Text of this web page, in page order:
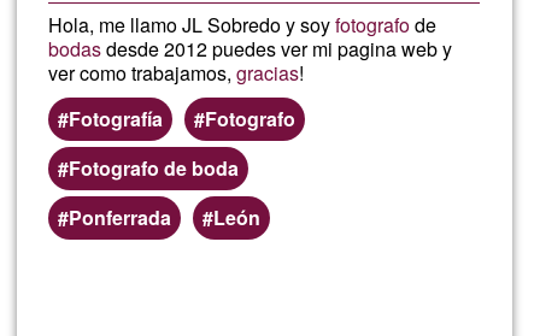
Hola, me llamo JL Sobredo y soyfotografode
bodasdesde 2012 puedes ver mi pagina web y
ver como trabajamos,gracias!
Fotografía
Fotografo
Fotografo de boda
Ponferrada
León